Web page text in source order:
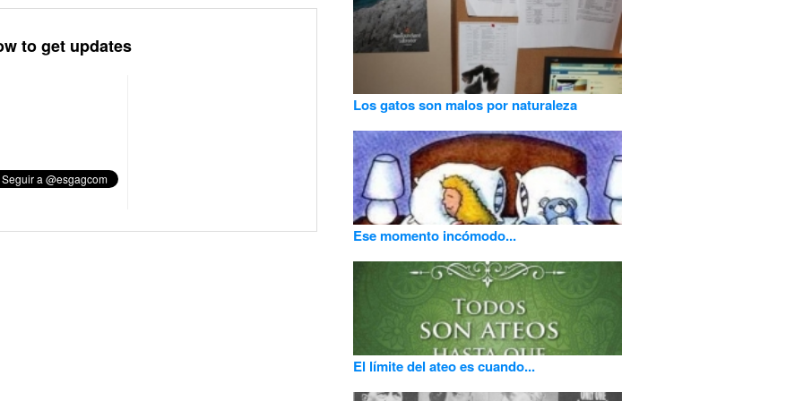
to get updates
Los gatos son malos por naturaleza
Ese momento incómodo...
El límite del ateo es cuando...